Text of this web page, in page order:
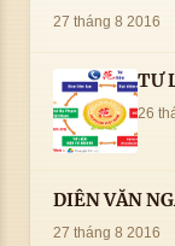
AN VỊ TAI CÀ
27 tháng 8 2016
TƯ
26
DIỄN VĂN
27 tháng 8 2016